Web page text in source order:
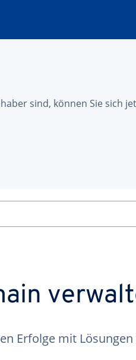
sind, können Sie sich
Erfolge mit Lösungen